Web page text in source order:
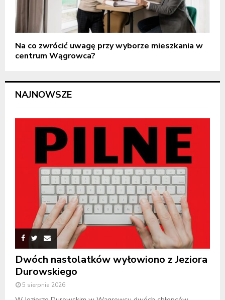
Na co zwrócić uwagę przy wyborze mieszkania w
centrum Wągrowca?
NAJNOWSZE
Dwóch nastolatków wyłowiono z Jeziora
Durowskiego
5 sierpnia 2026